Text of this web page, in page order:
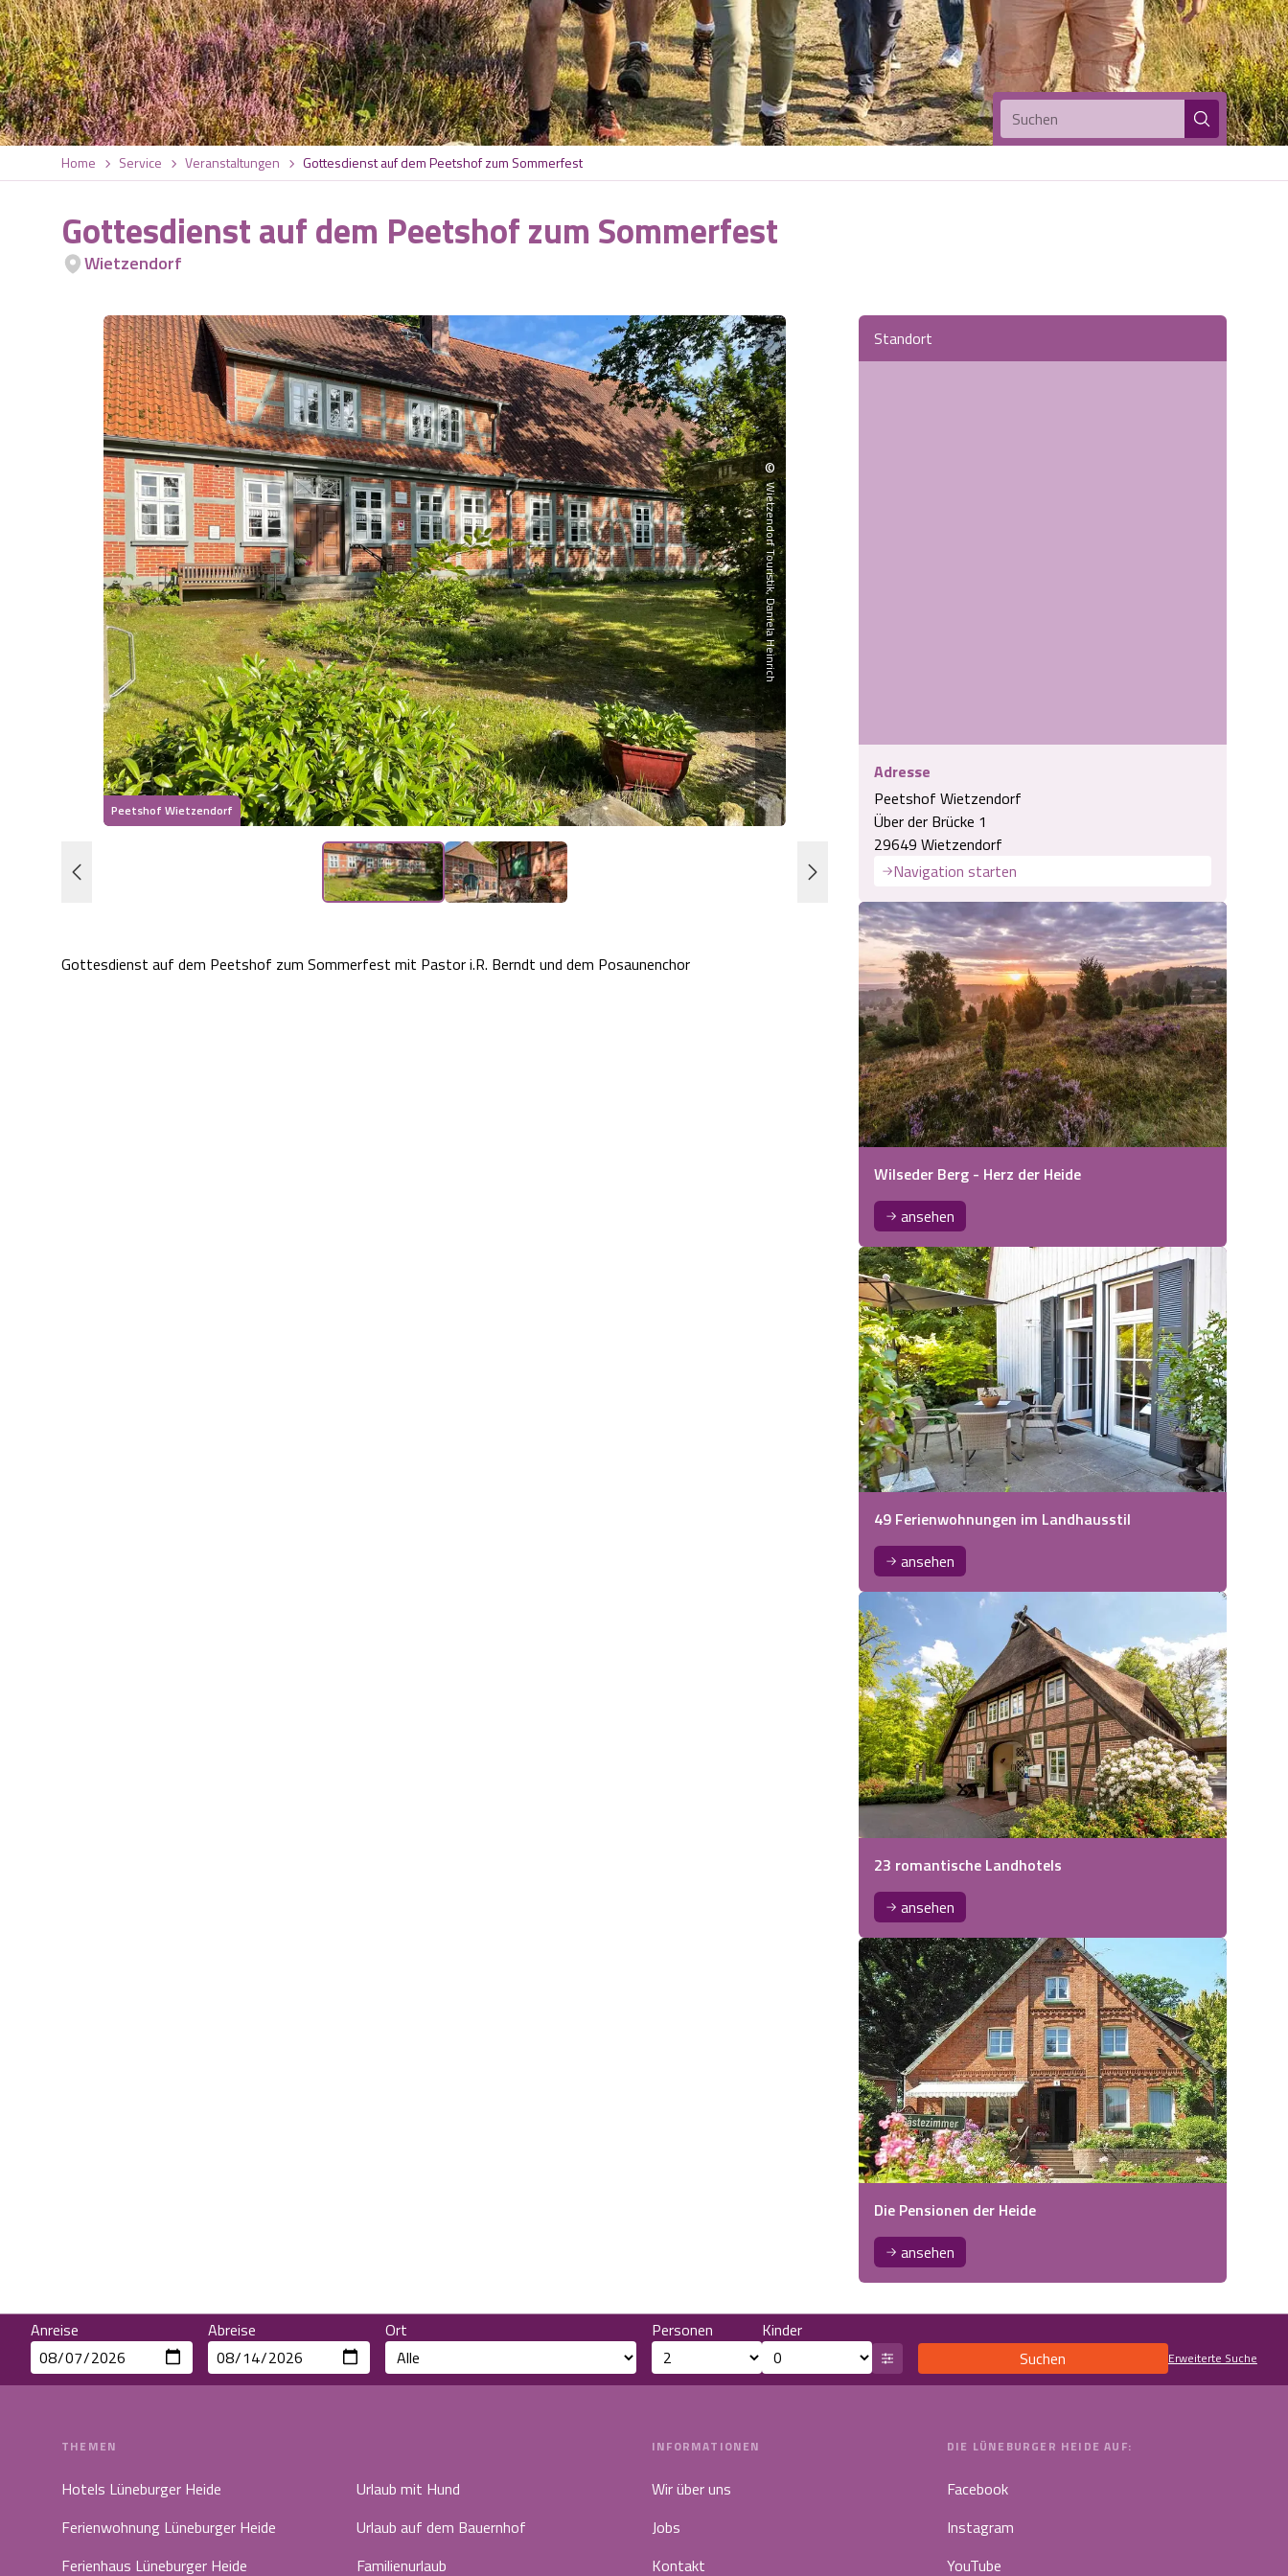
Suchen
Home Service Veranstaltungen Gottesdienst auf dem Peetshof zum Sommerfest
Gottesdienst auf dem Peetshof zum Sommerfest
Wietzendorf
Peetshof Wietzendorf
©
Wietzendorf Touristik, Daniela Heinrich
Der Museumshof Peetshof in Wietzendorf
Gottesdienst auf dem Peetshof zum Sommerfest mit Pastor i.R. Berndt und dem Posaunenchor
Standort
Adresse
Peetshof Wietzendorf
Über der Brücke 1
29649 Wietzendorf
Navigation starten
Wilseder Berg - Herz der Heide
ansehen
49 Ferienwohnungen im Landhausstil
ansehen
23 romantische Landhotels
ansehen
Die Pensionen der Heide
ansehen
Anreise Abreise Ort Personen
Kinder
Suchen
Erweiterte Suche
THEMEN
Hotels Lüneburger Heide
Ferienwohnung Lüneburger Heide
Ferienhaus Lüneburger Heide
Urlaub mit Hund
Urlaub auf dem Bauernhof
Familienurlaub
INFORMATIONEN
Wir über uns
Jobs
Kontakt
DIE LÜNEBURGER HEIDE AUF:
Facebook
Instagram
YouTube